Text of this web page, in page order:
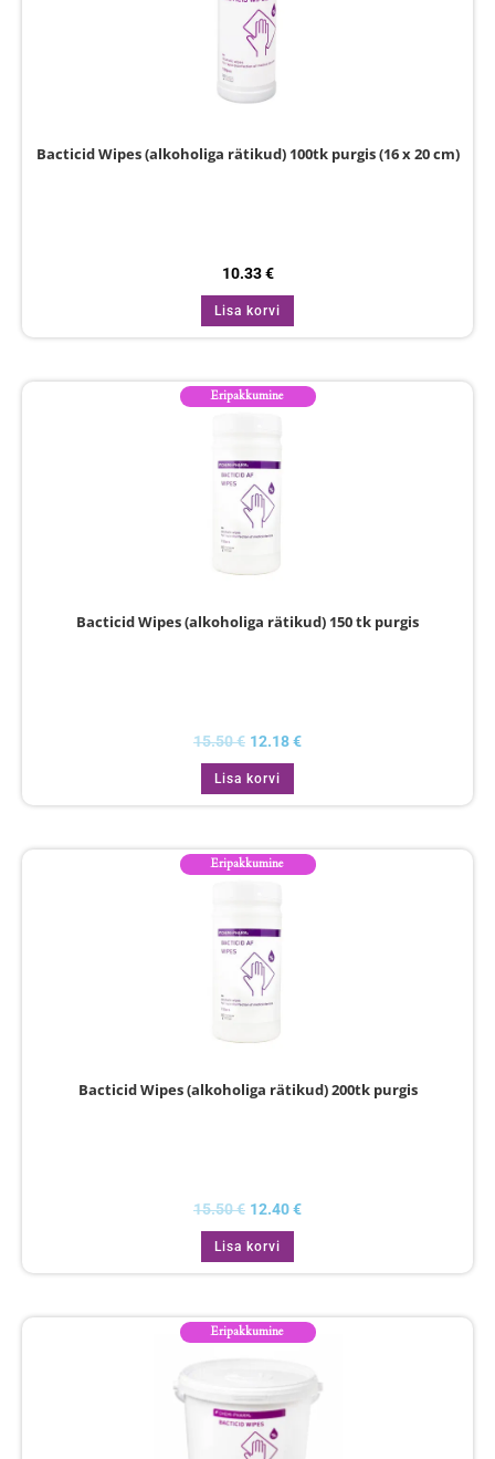
Bacticid Wipes (alkoholiga rätikud) 100tk purgis (16 x 20 cm)
10.33€
Lisa korvi
Eripakkumine
Bacticid Wipes (alkoholiga rätikud) 150 tk purgis
15.50€ 12.18€
Lisa korvi
Eripakkumine
Bacticid Wipes (alkoholiga rätikud) 200tk purgis
15.50€ 12.40€
Lisa korvi
Eripakkumine